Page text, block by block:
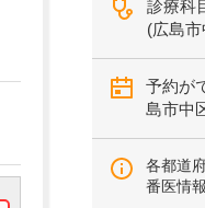
診療科
(広島
予約が
島市中
各都道
番医情報